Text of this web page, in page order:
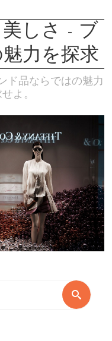
しさ - ブ
力を探求
ド品ならではの魅力
よ。